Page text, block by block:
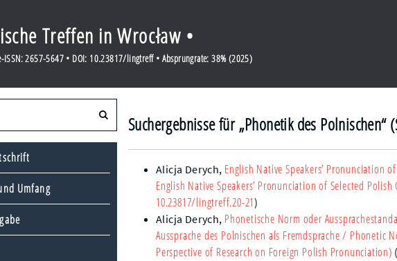
Treffen in Wrocław •
ISSN: 2657-5647 • DOI: 10.23817/lingtreff • Absprungrate: 38% (2025)
Umfang
Suchergebnisse für „Phonetik des Polnischen“
Alicja Derych, English Native Speakers’ Pronunciation
English Native Speakers’ Pronunciation of Selected
10.23817/lingtreff.20-21)
Alicja Derych, Phonetische Norm oder
Aussprache des Polnischen als Fremdsprache/ Phonetic
Perspective of Research on Foreign Polish Pronunciation)